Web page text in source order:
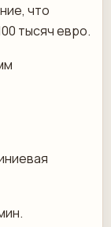
что
тысяч евро.